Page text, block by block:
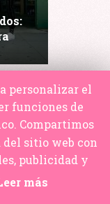
25
personalizar el
funciones de
Compartimos
del sitio web con
publicidad y
más